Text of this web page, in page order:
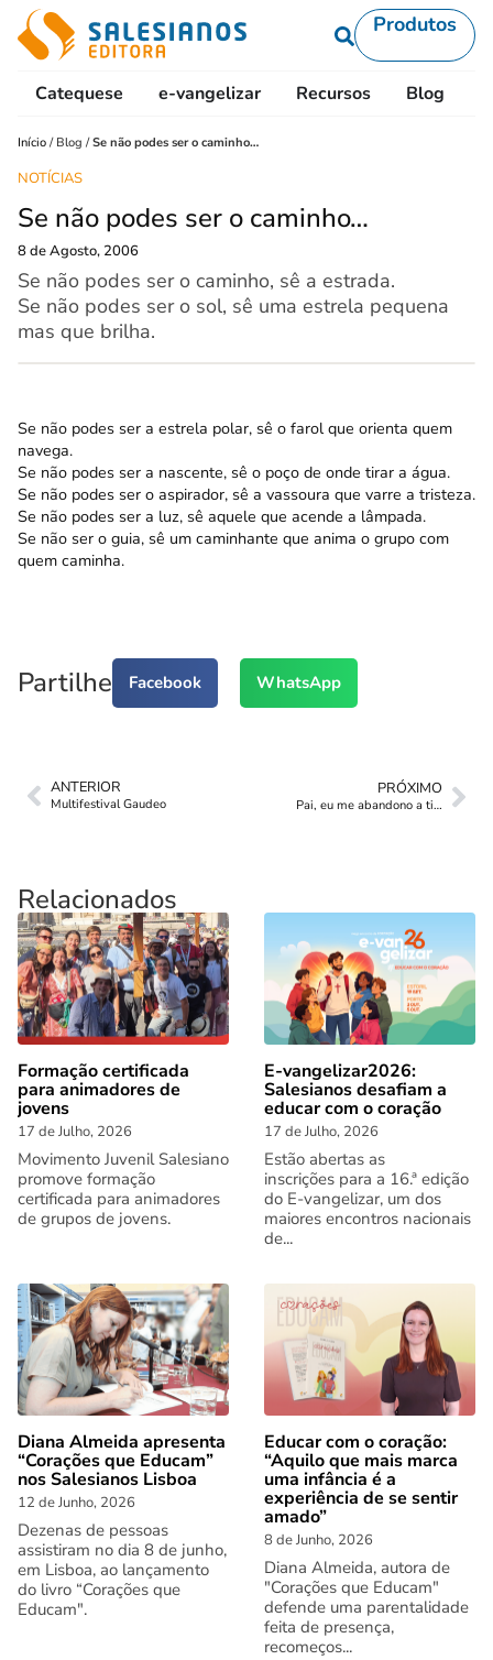
Produtos
Catequese e-vangelizar Recursos Blog
Início / Blog /Se não podes ser o caminho…
NOTÍCIAS
Se não podes ser o caminho…
8 de Agosto, 2006
Se não podes ser o caminho, sê a estrada.
Se não podes ser o sol, sê uma estrela pequena
mas que brilha.
Se não podes ser a estrela polar, sê o farol que orienta quem
navega.
Se não podes ser a nascente, sê o poço de onde tirar a água.
Se não podes ser o aspirador, sê a vassoura que varre a tristeza.
Se não podes ser a luz, sê aquele que acende a lâmpada.
Se não ser o guia, sê um caminhante que anima o grupo com
quem caminha.
Partilhe Facebook WhatsApp
ANTERIOR
Multifestival Gaudeo
PRÓXIMO
Pai, eu me abandono a ti…
Relacionados
Formação certificada
para animadores de
jovens
17 de Julho, 2026
Movimento Juvenil Salesiano
promove formação
certificada para animadores
de grupos de jovens.
E-vangelizar2026:
Salesianos desafiam a
educar com o coração
17 de Julho, 2026
Estão abertas as
inscrições para a 16.ª edição
do E-vangelizar, um dos
maiores encontros nacionais
de...
Diana Almeida apresenta
“Corações que Educam”
nos Salesianos Lisboa
12 de Junho, 2026
Dezenas de pessoas
assistiram no dia 8 de junho,
em Lisboa, ao lançamento
do livro “Corações que
Educam".
Educar com o coração:
“Aquilo que mais marca
uma infância é a
experiência de se sentir
amado”
8 de Junho, 2026
Diana Almeida, autora de
"Corações que Educam"
defende uma parentalidade
feita de presença,
recomeços...